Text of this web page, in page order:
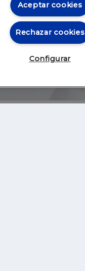
Aceptar cookies
Rechazar cookies
Configurar